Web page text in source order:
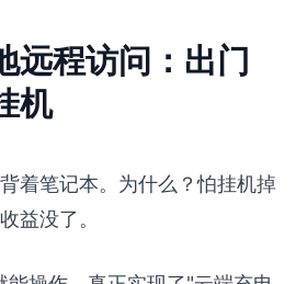
远程访问：出门
机
着笔记本。为什么？怕挂机掉
益没了。